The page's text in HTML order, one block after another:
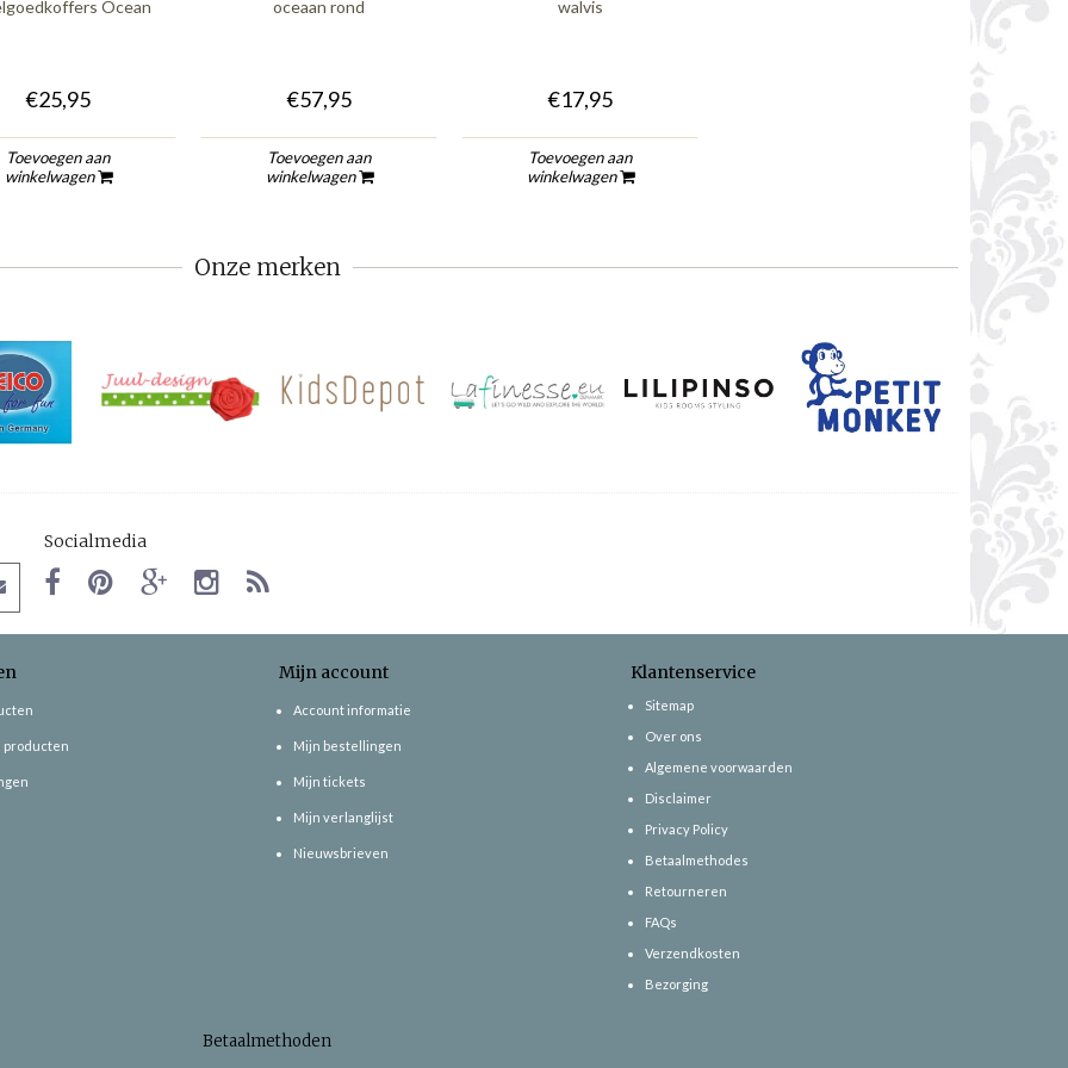
Ocean
€25,95
Toevoegen aan
winkelwagen
oceaan rond
€57,95
Toevoegen aan
winkelwagen
walvis
€17,95
Toevoegen aan
winkelwagen
Onze merken
Socialmedia
producten
Mijn account
Account informatie
Mijn bestellingen
Mijn tickets
Mijn verlanglijst
Nieuwsbrieven
Klantenservice
Sitemap
Over ons
Algemene voorwaarden
Disclaimer
Privacy Policy
Betaalmethodes
Retourneren
FAQs
Verzendkosten
Bezorging
Betaalmethoden